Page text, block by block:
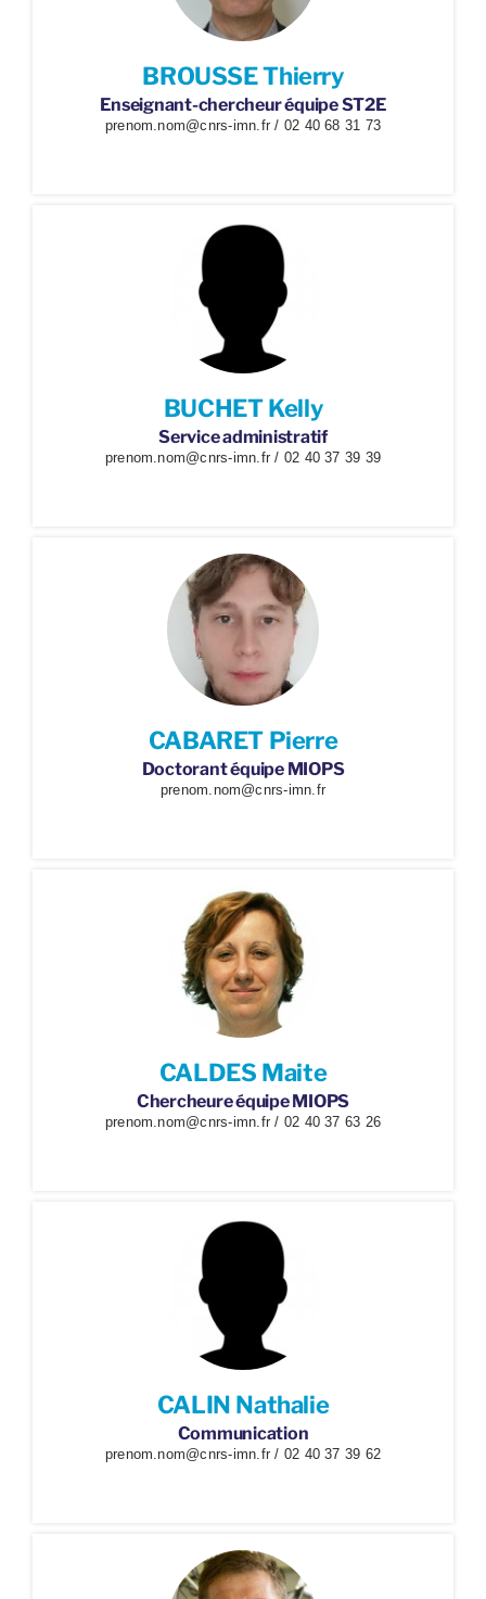
BROUSSE Thierry
Enseignant-chercheur équipe ST2E
prenom.nom@cnrs-imn.fr / 02 40 68 31 73
BUCHET Kelly
Service administratif
prenom.nom@cnrs-imn.fr / 02 40 37 39 39
CABARET Pierre
Doctorant équipe MIOPS
prenom.nom@cnrs-imn.fr
CALDES Maite
Chercheure équipe MIOPS
prenom.nom@cnrs-imn.fr / 02 40 37 63 26
CALIN Nathalie
Communication
prenom.nom@cnrs-imn.fr / 02 40 37 39 62